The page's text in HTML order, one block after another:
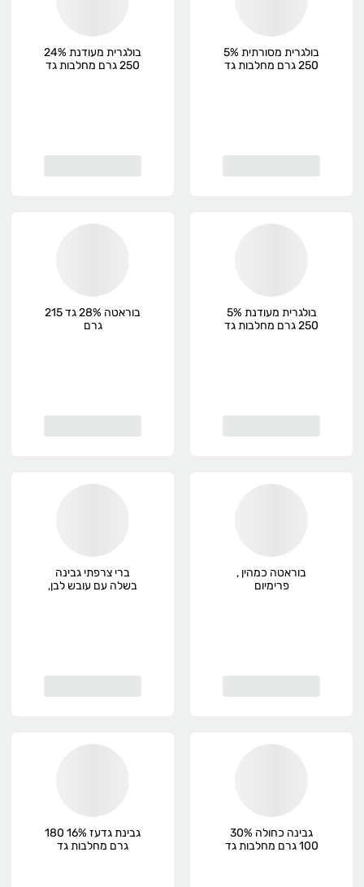
בולגרית מסורתית 5%
250 גרם מחלבות גד
בולגרית מעודנת 24%
250 גרם מחלבות גד
בולגרית מעודנת 5%
250 גרם מחלבות גד
בוראטה 28% גד 215
גרם
בוראטה כמהין ,
פרימיום
ברי צרפתי גבינה
בשלה עם עובש לבן,
גבינה כחולה 30%
100 גרם מחלבות גד
גבינת גדעז 16% 180
גרם מחלבות גד